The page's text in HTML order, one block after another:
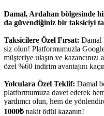
Damal, Ardahan bölgesinde
da güvendiğiniz bir taksiciyi
Taksicilere Özel Fırsat: Damal
siz olun! Platformumuzla
müşteriye ulaşın ve
özel %60 indirim avantajını
Yolculara Özel Teklif: Damal
platformumuza davet ederek
yardımcı olun, hem de
1000₺nakit ödül kazanın!